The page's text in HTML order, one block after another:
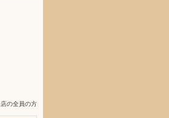
の全員の方